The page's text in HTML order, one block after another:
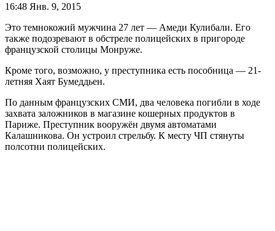
16:48 Янв. 9, 2015
Это темнокожий мужчина 27 лет — Амеди Кулибали. Его
также подозревают в обстреле полицейских в пригороде
французской столицы Монруже.
Кроме того, возможно, у преступника есть пособница — 21-
летняя Хаят Бумеддьен.
По данным французских СМИ, два человека погибли в ходе
захвата заложников в магазине кошерных продуктов в
Париже. Преступник вооружён двумя автоматами
Калашникова. Он устроил стрельбу. К месту ЧП стянуты
полсотни полицейских.